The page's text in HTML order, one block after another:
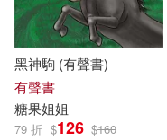
黑神駒 (有聲書)
有聲書
糖果姐姐
79 折 $126 $160